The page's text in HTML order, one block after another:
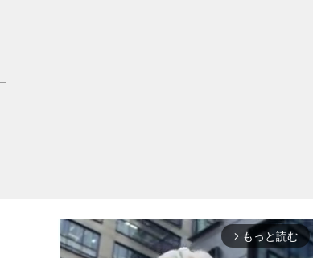
arrow_forward_ios もっと読む